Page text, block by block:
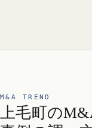
M&A TREND
上毛町の